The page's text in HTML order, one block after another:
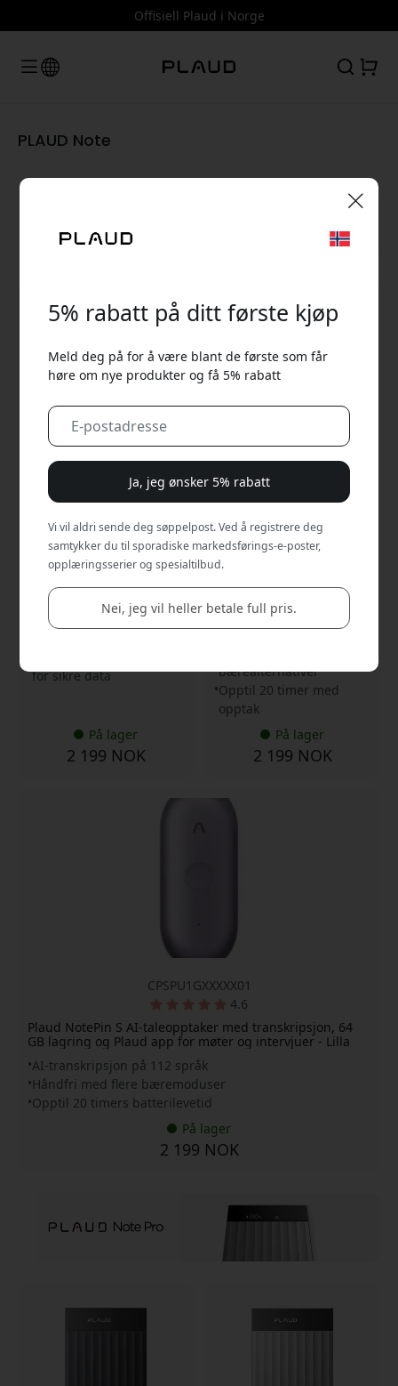
Offisiell Plaud i Norge
PLAUD Note
CPSBK1GXXXXX01
Plaud NotePin S bærbar
AI-stemmeopptaker med
transkripsjon, 64 GB
lagringsplass og opptil 20
timer opptak - Svart
AI-transkripsjon på over
112 språk
for sikre data
På lager
2 199 NOK
CPSSI1GXXXXX01
Plaud NotePin S AI-
stemmeopptaker med
transkripsjon,
talerdiarisering, 64 GB
timers opptak - Sølv
AI-transkripsjon på 112
språk
bærealternativer
Opptil 20 timer med
opptak
På lager
2 199 NOK
CPSPU1GXXXXX01
4.6
Plaud NotePin S AI-taleopptaker med transkripsjon, 64
GB lagring og Plaud app for møter og intervjuer - Lilla
AI-transkripsjon på 112 språk
Håndfri med flere bæremoduser
Opptil 20 timers batterilevetid
På lager
2 199 NOK
5% rabatt på ditt første kjøp
Meld deg på for å være blant de første som får
høre om nye produkter og få 5% rabatt
Ja, jeg ønsker 5% rabatt
Vi vil aldri sende deg søppelpost. Ved å registrere deg
samtykker du til sporadiske markedsførings-e-poster,
opplæringsserier og spesialtilbud.
Nei, jeg vil heller betale full pris.
🎉 Din rabattkode:
Bruk denne koden i kassen for å få 5% rabatt.